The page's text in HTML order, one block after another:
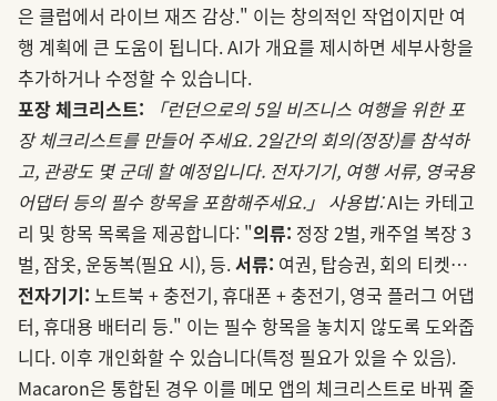
은 클럽에서 라이브 재즈 감상." 이는 창의적인 작업이지만 여
행 계획에 큰 도움이 됩니다. AI가 개요를 제시하면 세부사항을
추가하거나 수정할 수 있습니다.
포장 체크리스트:
「런던으로의 5일 비즈니스 여행을 위한 포
장 체크리스트를 만들어 주세요. 2일간의 회의(정장)를 참석하
고, 관광도 몇 군데 할 예정입니다. 전자기기, 여행 서류, 영국용
어댑터 등의 필수 항목을 포함해주세요.」 사용법:AI는 카테고
리 및 항목 목록을 제공합니다: "의류: 정장 2벌, 캐주얼 복장 3
벌, 잠옷, 운동복(필요 시), 등.서류: 여권, 탑승권, 회의 티켓…
전자기기: 노트북 + 충전기, 휴대폰 + 충전기, 영국 플러그 어댑
터, 휴대용 배터리 등." 이는 필수 항목을 놓치지 않도록 도와줍
니다. 이후 개인화할 수 있습니다(특정 필요가 있을 수 있음).
Macaron은 통합된 경우 이를 메모 앱의 체크리스트로 바꿔 줄